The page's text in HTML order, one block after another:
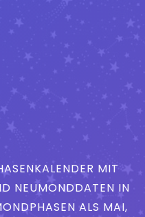
MIT
NEUMONDDATEN IN
ALS MAI,